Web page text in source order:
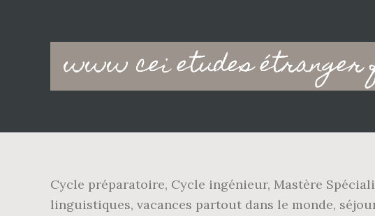
www cei etudes
Main
navigation
Cycle préparatoire, Cycle ingénieur, Mastère
linguistiques, vacances partout dans le monde,